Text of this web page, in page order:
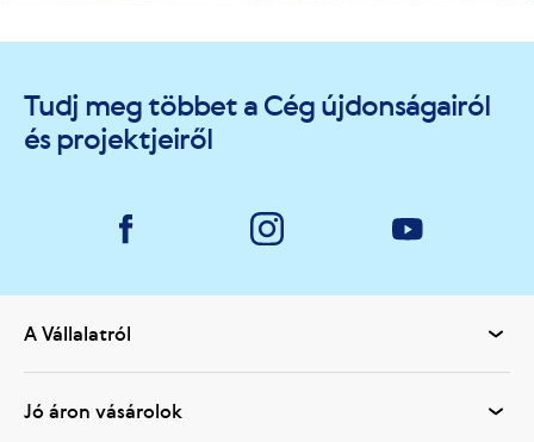
Tudj meg többet a Cég újdonságairól
és projektjeiről
A Vállalatról
Jó áron vásárolok